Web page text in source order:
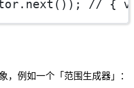
next ()); // {
，例如一个「范围生成器」：